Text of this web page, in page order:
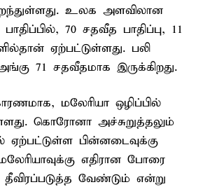
உலக அளவிலான
70 சதவீத பாதிப்பு, 11
ஏற்பட்டுள்ளது. பலி
71 சதவீதமாக இருக்கிறது.
மலேரியா ஒழிப்பில்
கொரோனா அச்சுறுத்தலும்
ஏற்பட்டுள்ள பின்னடைவுக்கு
எதிரான போரை
வேண்டும் என்று